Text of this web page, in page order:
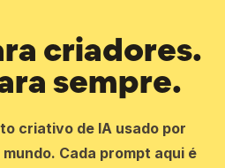
criadores.
sempre.
criativo de IA usado por
Cada prompt aqui é